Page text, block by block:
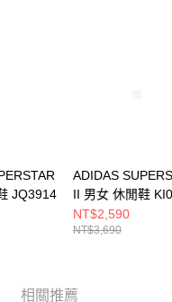
號之用戶狀況，依本公司即
JQ3914
ADIDAS
II 男女 休閒鞋
NT$2,590
NT$3,690
相關推薦